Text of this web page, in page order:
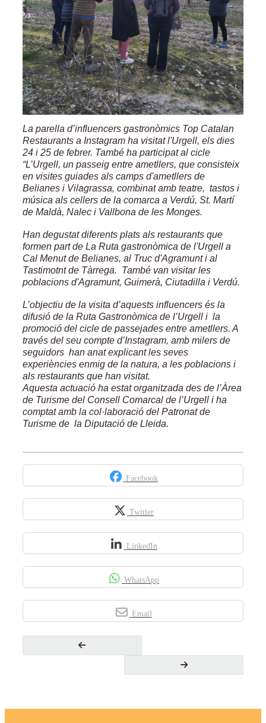
La parella d’influencers gastronòmics Top Catalan
Restaurants a Instagram ha visitat l'Urgell, els dies
24 i 25 de febrer. També ha participat al cicle
“L’Urgell, un passeig entre ametllers, que consisteix
en visites guiades als camps d'ametllers de
Belianes i Vilagrassa, combinat amb teatre, tastos i
música als cellers de la comarca a Verdú, St. Martí
de Maldà, Nalec i Vallbona de les Monges.
Han degustat diferents plats als restaurants que
formen part de La Ruta gastronòmica de l'Urgell a
Cal Menut de Belianes, al Truc d'Agramunt i al
Tastimotnt de Tàrrega. També van visitar les
poblacions d'Agramunt, Guimerà, Ciutadilla i Verdú.
L’objectiu de la visita d’aquests influencers és la
difusió de la Ruta Gastronòmica de l’Urgell i la
promoció del cicle de passejades entre ametllers. A
través del seu compte d’Instagram, amb milers de
seguidors han anat explicant les seves
experiències enmig de la natura, a les poblacions i
als restaurants que han visitat.
Aquesta actuació ha estat organitzada des de l’Àrea
de Turisme del Consell Comarcal de l’Urgell i ha
comptat amb la col·laboració del Patronat de
Turisme de la Diputació de Lleida.
Facebook
Twitter
LinkedIn
WhatsApp
Email